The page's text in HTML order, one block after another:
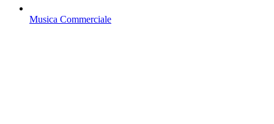
Musica Commerciale